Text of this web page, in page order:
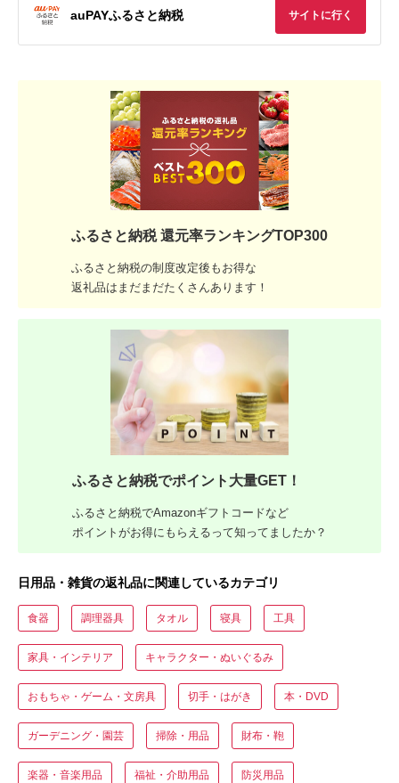
auPAYふるさと納税 サイトに行く
ふるさと納税 還元率ランキングTOP300
ふるさと納税の制度改定後もお得な
返礼品はまだまだたくさんあります！
ふるさと納税でポイント大量GET！
ふるさと納税でAmazonギフトコードなど
ポイントがお得にもらえるって知ってましたか？
日用品・雑貨の返礼品に関連しているカテゴリ
食器 調理器具 タオル 寝具 工具
家具・インテリア キャラクター・ぬいぐるみ
おもちゃ・ゲーム・文房具 切手・はがき 本・DVD
ガーデニング・園芸 掃除・用品 財布・鞄
楽器・音楽用品 福祉・介助用品 防災用品